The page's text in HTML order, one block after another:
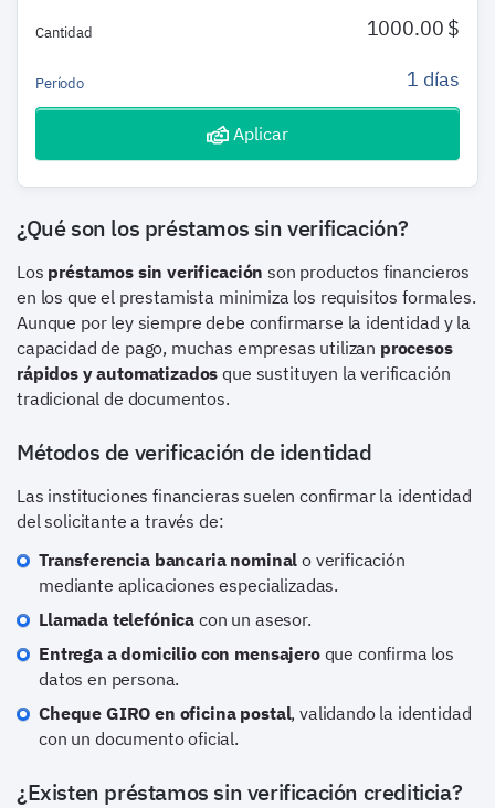
Cantidad 1000.00 $
Período 1 días
Aplicar
¿Qué son los préstamos sin verificación?
Los préstamos sin verificación son productos financieros
en los que el prestamista minimiza los requisitos formales.
Aunque por ley siempre debe confirmarse la identidad y la
capacidad de pago, muchas empresas utilizan procesos
rápidos y automatizados que sustituyen la verificación
tradicional de documentos.
Métodos de verificación de identidad
Las instituciones financieras suelen confirmar la identidad
del solicitante a través de:
Transferencia bancaria nominal o verificación
mediante aplicaciones especializadas.
Llamada telefónica con un asesor.
Entrega a domicilio con mensajeroque confirma los
datos en persona.
Cheque GIRO en oficina postal, validando la identidad
con un documento oficial.
¿Existen préstamos sin verificación crediticia?